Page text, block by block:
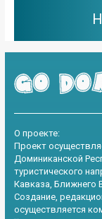
О проекте:
Проект
Доминиканской
туристического
Кавказа, Ближнего
Создание,
осуществляется